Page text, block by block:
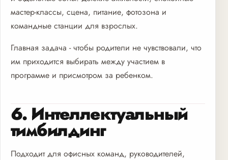
мастер-классы, сцена, питание, фотозона и
командные станции для взрослых.
Главная задача - чтобы родители не чувствовали, что
им приходится выбирать между участием в
программе и присмотром за ребенком.
6. Интеллектуальный
тимбилдинг
Подходит для офисных команд, руководителей,